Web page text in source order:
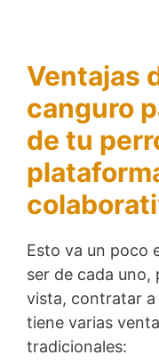
Ventajas
canguro
de tu
Esto va un poco
ser de cada
vista, contratar
tiene varias
tradicionales: